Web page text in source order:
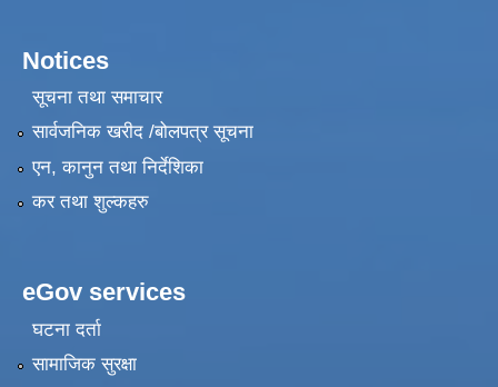
Notices
सूचना तथा समाचार
सार्वजनिक खरीद /बोलपत्र सूचना
एन, कानुन तथा निर्देशिका
कर तथा शुल्कहरु
eGov services
घटना दर्ता
सामाजिक सुरक्षा